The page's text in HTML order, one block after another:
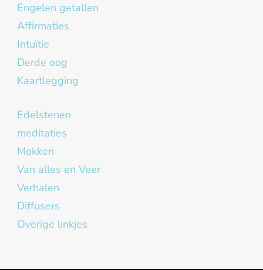
Engelen getallen
Affirmaties
Intuïtie
Derde oog
Kaartlegging
Edelstenen
meditaties
Mokken
Van alles en Veer
Verhalen
Diffusers
Overige linkjes